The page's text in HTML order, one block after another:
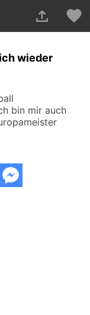
wieder
bin mir auch